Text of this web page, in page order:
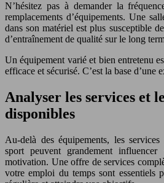
N’hésitez pas à demander la
remplacements d’équipements. Une
dans son matériel est plus susceptible
d’entraînement de qualité sur le long
Un équipement varié et bien entretenu
efficace et sécurisé. C’est la base d’une
Analyser les services et
disponibles
Au-delà des équipements, les
sport peuvent grandement
motivation. Une offre de services
votre emploi du temps sont essentiels